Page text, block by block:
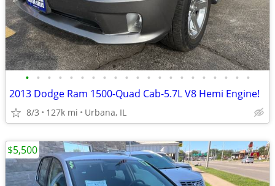
• • • • • • • • • • • • • • • • • • • • •
2013 Dodge Ram 1500-Quad Cab-5.7L V8 Hemi Engine!
8/3 127k mi Urbana, IL
$5,500